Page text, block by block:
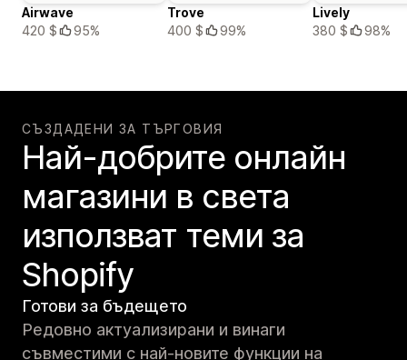
Airwave
420 $
95%
Trove
400 $
99%
Lively
380 $
98%
СЪЗДАДЕНИ ЗА ТЪРГОВИЯ
Най-добрите онлайн
магазини в света
използват теми за
Shopify
Готови за бъдещето
Редовно актуализирани и винаги
съвместими с най-новите функции на